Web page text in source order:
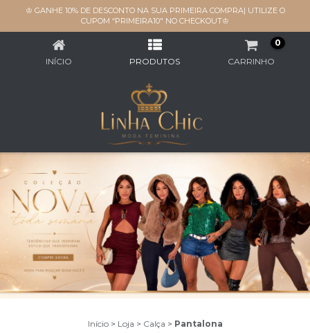
♔ GANHE 10% DE DESCONTO NA SUA PRIMEIRA COMPRA| UTILIZE O
CUPOM “PRIMEIRA10" NO CHECKOUT♔
PANTALONA
INÍCIO PRODUTOS CARRINHO
0
Início > Loja > Calça > Pantalona